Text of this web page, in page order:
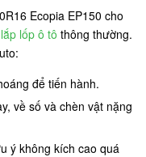
Ecopia EP150 cho
lốp ô tô thông thường.
để tiến hành.
về số và chèn vật nặng
ý không kích cao quá